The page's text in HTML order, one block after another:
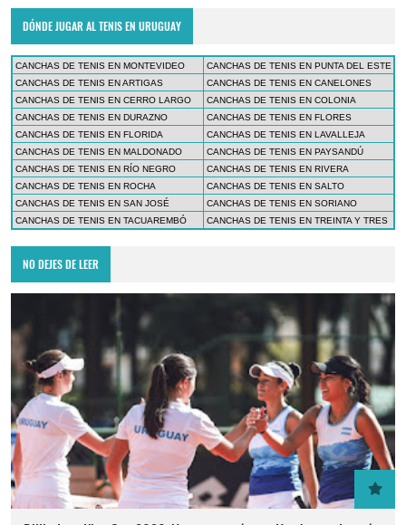
DÓNDE JUGAR AL TENIS EN URUGUAY
CANCHAS DE TENIS EN MONTEVIDEO
CANCHAS DE TENIS EN PUNTA DEL ESTE
CANCHAS DE TENIS EN ARTIGAS
CANCHAS DE TENIS EN CANELONES
CANCHAS DE TENIS EN CERRO LARGO
CANCHAS DE TENIS EN COLONIA
CANCHAS DE TENIS EN DURAZNO
CANCHAS DE TENIS EN FLORES
CANCHAS DE TENIS EN FLORIDA
CANCHAS DE TENIS EN LAVALLEJA
CANCHAS DE TENIS EN MALDONADO
CANCHAS DE TENIS EN PAYSANDÚ
CANCHAS DE TENIS EN RÍO NEGRO
CANCHAS DE TENIS EN RIVERA
CANCHAS DE TENIS EN ROCHA
CANCHAS DE TENIS EN SALTO
CANCHAS DE TENIS EN SAN JOSÉ
CANCHAS DE TENIS EN SORIANO
CANCHAS DE TENIS EN TACUAREMBÓ
CANCHAS DE TENIS EN TREINTA Y TRES
NO DEJES DE LEER